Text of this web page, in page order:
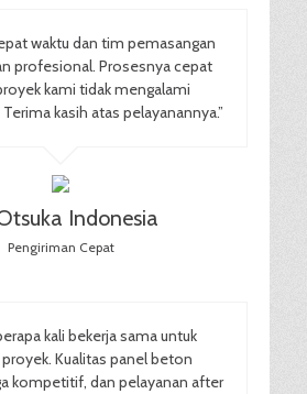
waktu dan tim pemasangan
profesional. Prosesnya cepat
kami tidak mengalami
kasih atas pelayanannya.”
Indonesia
Pengiriman Cepat
kali bekerja sama untuk
Kualitas panel beton
kompetitif, dan pelayanan after